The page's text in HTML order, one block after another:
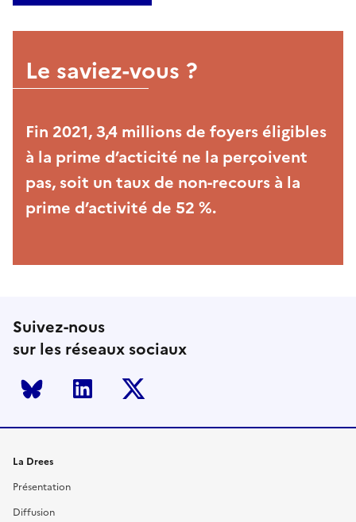
Le saviez-vous ?
Fin 2021, 3,4 millions de foyers éligibles
à la prime d’acticité ne la perçoivent
pas, soit un taux de non-recours à la
prime d’activité de 52 %.
Suivez-nous
sur les réseaux sociaux
Bluesky LinkedIn
La Drees
Présentation
Diffusion